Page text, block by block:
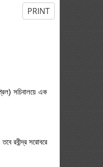
PRINT
সচিবালয়ে এক
রবীন্দ্র সরোবরে